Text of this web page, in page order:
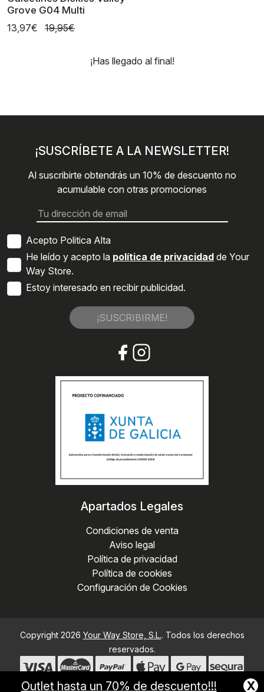
Grove G04 Multi
13,97€
19,95€
¡Has llegado al final!
¡SUSCRÍBETE A LA NEWSLETTER!
Al suscribirte obtendrás un 10% de descuento no
acumulable con otras promociones
Acepto Politica Alta
He leído y acepto la política de privacidad de Your
Way Store.
Estoy interesado en recibir publicidad.
¡SUSCRIBIRME!
Apartados Legales
Condiciones de venta
Aviso legal
Política de privacidad
Política de cookies
Configuración de Cookies
Copyright 2026 Your Way Store, S.L.. Todos los derechos
reservados.
Desarrollado por MEIGASOFT . Tecnología
Outlet hasta un 70% de descuento!!! X